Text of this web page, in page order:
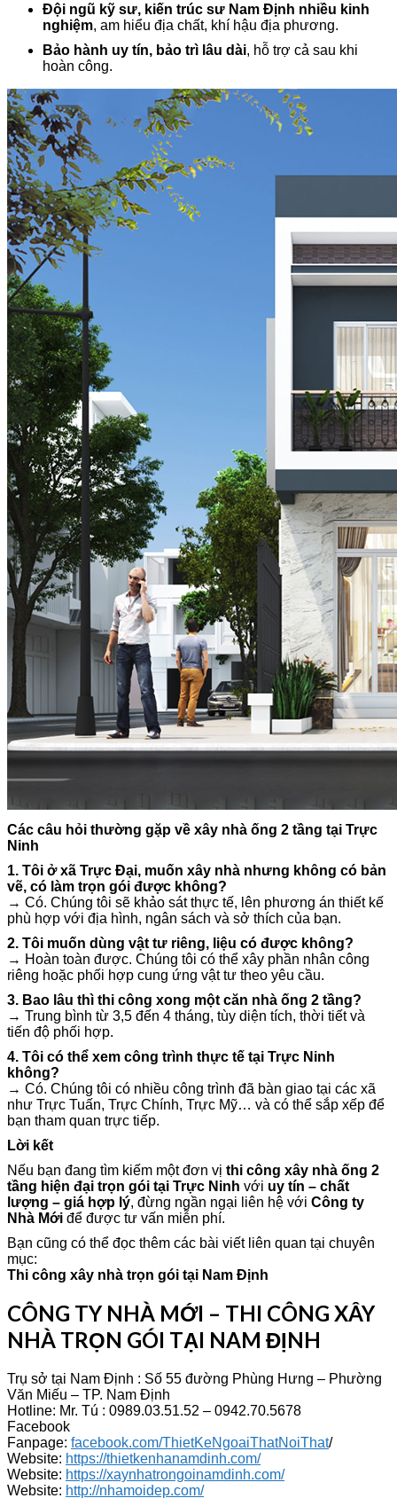
Đội ngũ kỹ sư, kiến trúc sư Nam Định nhiều kinh
nghiệm, am hiểu địa chất, khí hậu địa phương.
Bảo hành uy tín, bảo trì lâu dài, hỗ trợ cả sau khi
hoàn công.
Các câu hỏi thường gặp về xây nhà ống 2 tầng tại Trực
Ninh
1. Tôi ở xã Trực Đại, muốn xây nhà nhưng không có bản
vẽ, có làm trọn gói được không?
→ Có. Chúng tôi sẽ khảo sát thực tế, lên phương án thiết kế
phù hợp với địa hình, ngân sách và sở thích của bạn.
2. Tôi muốn dùng vật tư riêng, liệu có được không?
→ Hoàn toàn được. Chúng tôi có thể xây phần nhân công
riêng hoặc phối hợp cung ứng vật tư theo yêu cầu.
3. Bao lâu thì thi công xong một căn nhà ống 2 tầng?
→ Trung bình từ 3,5 đến 4 tháng, tùy diện tích, thời tiết và
tiến độ phối hợp.
4. Tôi có thể xem công trình thực tế tại Trực Ninh
không?
→ Có. Chúng tôi có nhiều công trình đã bàn giao tại các xã
như Trực Tuấn, Trực Chính, Trực Mỹ… và có thể sắp xếp để
bạn tham quan trực tiếp.
Lời kết
Nếu bạn đang tìm kiếm một đơn vị thi công xây nhà ống 2
tầng hiện đại trọn gói tại Trực Ninh với uy tín – chất
lượng – giá hợp lý, đừng ngần ngại liên hệ với Công ty
Nhà Mới để được tư vấn miễn phí.
Bạn cũng có thể đọc thêm các bài viết liên quan tại chuyên
mục:
Thi công xây nhà trọn gói tại Nam Định
CÔNG TY NHÀ MỚI – THI CÔNG XÂY
NHÀ TRỌN GÓI TẠI NAM ĐỊNH
Trụ sở tại Nam Định : Số 55 đường Phùng Hưng – Phường
Văn Miếu – TP. Nam Định
Hotline: Mr. Tú : 0989.03.51.52 – 0942.70.5678
Facebook
Fanpage: facebook.com/ThietKeNgoaiThatNoiThat/
Website: https://thietkenhanamdinh.com/
Website: https://xaynhatrongoinamdinh.com/
Website: http://nhamoidep.com/